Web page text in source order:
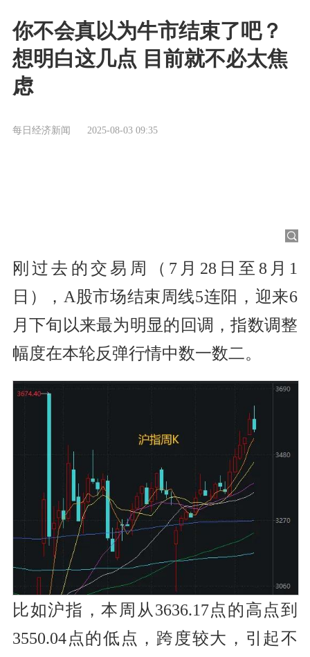
你不会真以为牛市结束了吧？
想明白这几点 目前就不必太焦
虑
每日经济新闻 2025-08-03 09:35
刚过去的交易周（7月28日至8月1
日），A股市场结束周线5连阳，迎来6
月下旬以来最为明显的回调，指数调整
幅度在本轮反弹行情中数一数二。
比如沪指，本周从3636.17点的高点到
3550.04点的低点，跨度较大，引起不